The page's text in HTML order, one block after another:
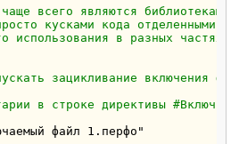
всего являются библиотеками
кусками кода отделенными
использования в разных частях
зацикливание включения
в строке директивы
файл 1.перфо"